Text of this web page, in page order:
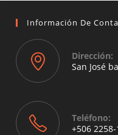
Información De
Dirección:
San José
new
Teléfono:
+506